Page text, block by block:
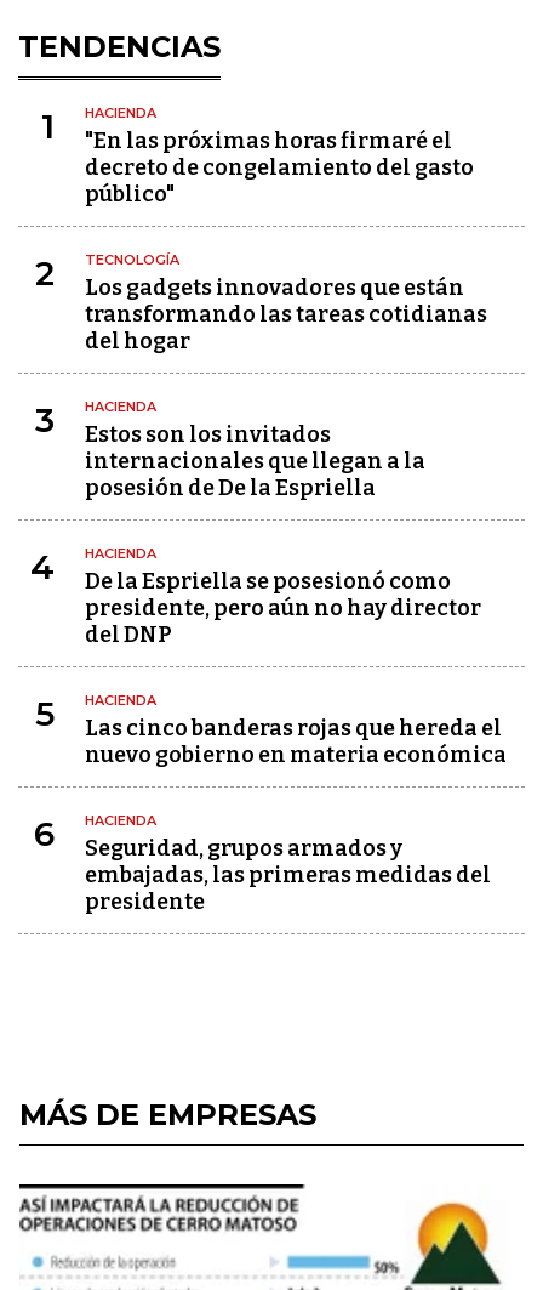
TENDENCIAS
1 HACIENDA
"En las próximas horas firmaré el
decreto de congelamiento del gasto
público"
2 TECNOLOGÍA
Los gadgets innovadores que están
transformando las tareas cotidianas
del hogar
3 HACIENDA
Estos son los invitados
internacionales que llegan a la
posesión de De la Espriella
4 HACIENDA
De la Espriella se posesionó como
presidente, pero aún no hay director
del DNP
5 HACIENDA
Las cinco banderas rojas que hereda el
nuevo gobierno en materia económica
6 HACIENDA
Seguridad, grupos armados y
embajadas, las primeras medidas del
presidente
MÁS DE EMPRESAS